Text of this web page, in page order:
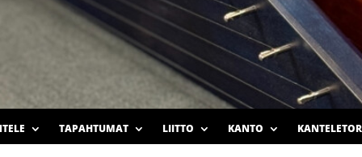
TAPAHTUMAT LIITTO KANTO